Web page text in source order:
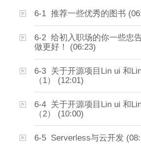
6-1 推荐一些优秀的图书
6-2 给初入职场的你一些忠
做更好！ (06:23)
6-3 关于开源项目Lin ui 和
（1） (12:01)
6-4 关于开源项目Lin ui 和
（2） (10:00)
6-5 Serverless与云开发